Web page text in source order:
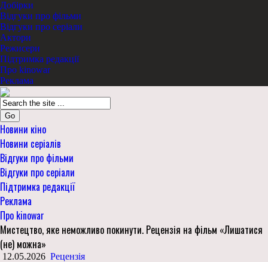
Добірки
Відгуки про фільми
Відгуки про серіали
Актори
Режисери
Підтримка редакції
Про kinowar
Реклама
Go
Новини кіно
Новини серіалів
Відгуки про фільми
Відгуки про серіали
Підтримка редакції
Реклама
Про kinowar
Мистецтво, яке неможливо покинути. Рецензія на фільм «Лишатися
(не) можна»
12.05.2026 Рецензія